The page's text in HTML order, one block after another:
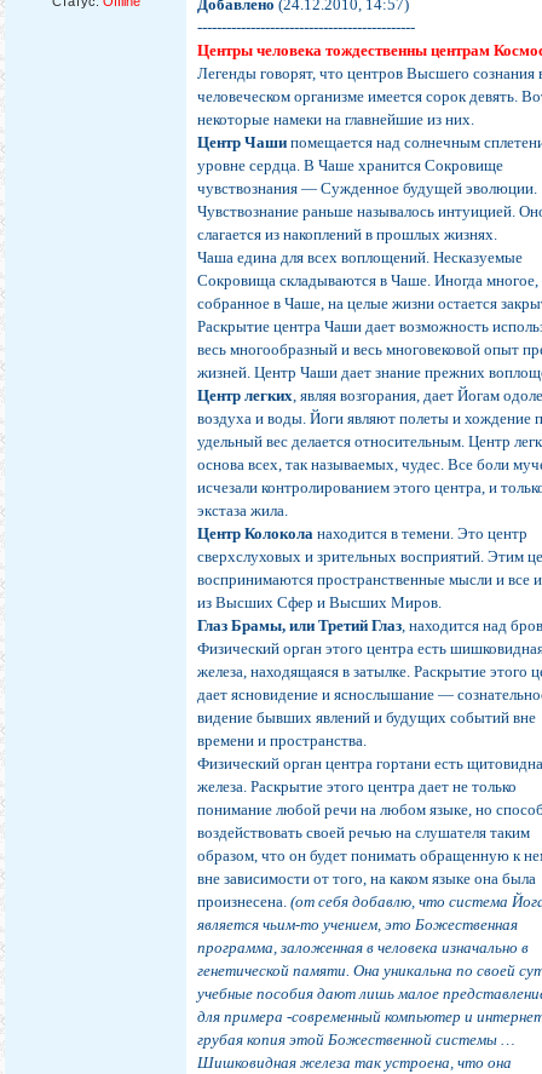
Добавлено (24.12.2010, 14:57)
---------------------------------------------
Центры человека тождественны центрам
Легенды говорят, что центров Высшего сознания
человеческом организме имеется сорок девять.
некоторые намеки на главнейшие из них.
Центр Чашипомещается над солнечным
уровне сердца. В Чаше хранится Сокровище
чувствознания — Сужденное будущей эволюции.
Чувствознание раньше называлось интуицией.
слагается из накоплений в прошлых жизнях.
Чаша едина для всех воплощений. Несказуемые
Сокровища складываются в Чаше. Иногда многое,
собранное в Чаше, на целые жизни остается
Раскрытие центра Чаши дает возможность
весь многообразный и весь многовековой опыт
жизней. Центр Чаши дает знание прежних
Центр легких, являя возгорания, дает Йогам
воздуха и воды. Йоги являют полеты и хождение
удельный вес делается относительным. Центр
основа всех, так называемых, чудес. Все боли
исчезали контролированием этого центра, и
экстаза жила.
Центр Колокола находится в темени. Это центр
сверхслуховых и зрительных восприятий. Этим
воспринимаются пространственные мысли и все
из Высших Сфер и Высших Миров.
Глаз Брамы, или Третий Глаз, находится над
Физический орган этого центра есть
железа, находящаяся в затылке. Раскрытие этого
дает ясновидение и яснослышание —
видение бывших явлений и будущих событий вне
времени и пространства.
Физический орган центра гортани есть
железа. Раскрытие этого центра дает не только
понимание любой речи на любом языке, но
воздействовать своей речью на слушателя таким
образом, что он будет понимать обращенную к
вне зависимости от того, на каком языке она была
произнесена.(от себя добавлю, что система
является чьим-то учением, это Божественная
программа, заложенная в человека изначально в
генетической памяти. Она уникальна по своей
учебные пособия дают лишь малое
для примера -современный компьютер и
грубая копия этой Божественной системы …
Шишковидная железа так устроена, что она